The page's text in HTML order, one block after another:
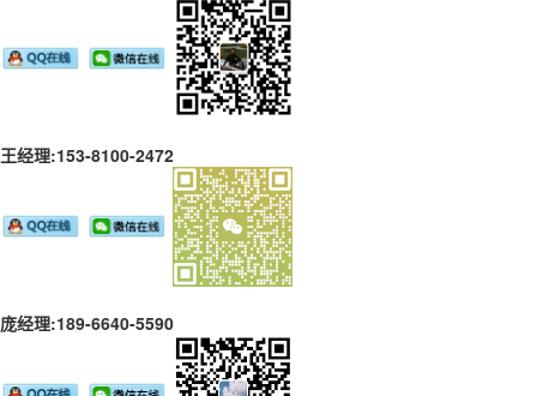
王经理:153-8100-2472
庞经理:189-6640-5590